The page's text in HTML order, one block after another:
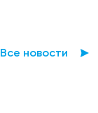
Все новости